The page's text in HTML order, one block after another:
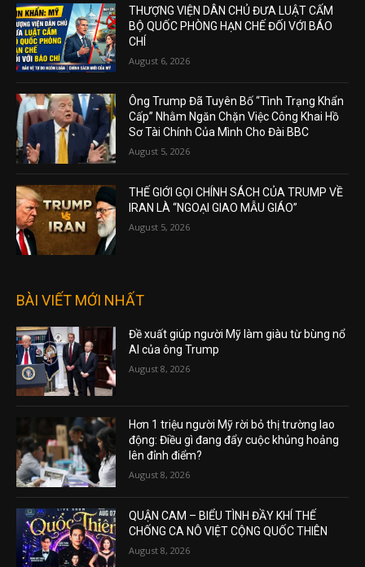
THƯỢNG VIỆN DÂN CHỦ ĐƯA LUẬT CẤM
BỘ QUỐC PHÒNG HẠN CHẾ ĐỐI VỚI BÁO
CHÍ
August 6, 2026
Ông Trump Đã Tuyên Bố “Tình Trạng Khẩn
Cấp” Nhằm Ngăn Chặn Việc Công Khai Hồ
Sơ Tài Chính Của Mình Cho Đài BBC
August 5, 2026
THẾ GIỚI GỌI CHÍNH SÁCH CỦA TRUMP VỀ
IRAN LÀ “NGOẠI GIAO MẪU GIÁO”
August 5, 2026
BÀI VIẾT MỚI NHẤT
Đề xuất giúp người Mỹ làm giàu từ bùng nổ
AI của ông Trump
August 8, 2026
Hơn 1 triệu người Mỹ rời bỏ thị trường lao
động: Điều gì đang đẩy cuộc khủng hoảng
lên đỉnh điểm?
August 8, 2026
QUẬN CAM – BIỂU TÌNH ĐẦY KHÍ THẾ
CHỐNG CA NÔ VIỆT CỘNG QUỐC THIÊN
August 8, 2026